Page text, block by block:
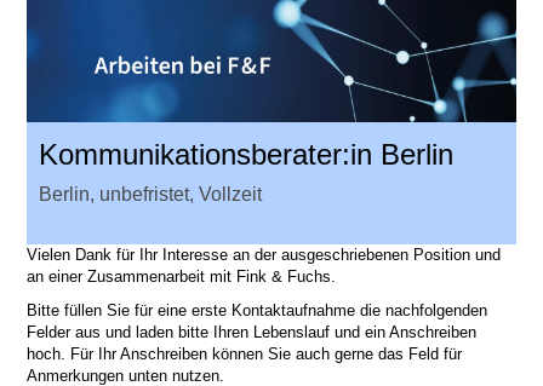
Kommunikationsberater:in Berlin
Berlin, unbefristet, Vollzeit
Vielen Dank für Ihr Interesse an der ausgeschriebenen Position und
an einer Zusammenarbeit mit Fink & Fuchs.
Bitte füllen Sie für eine erste Kontaktaufnahme die nachfolgenden
Felder aus und laden bitte Ihren Lebenslauf und ein Anschreiben
hoch. Für Ihr Anschreiben können Sie auch gerne das Feld für
Anmerkungen unten nutzen.